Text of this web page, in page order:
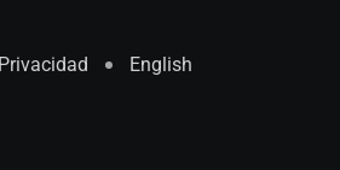
Privacidad English